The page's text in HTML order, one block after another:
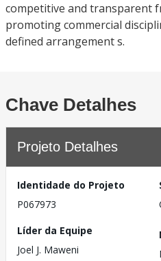
competitive and transparent
promoting commercial
defined arrangement s.
Chave Detalhes
Projeto Detalhes
Identidade do Projeto
P067973
Líder da Equipe
Joel J. Maweni